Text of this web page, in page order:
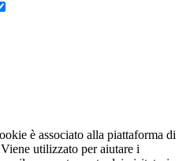
è associato alla piattaforma di
utilizzato per aiutare i